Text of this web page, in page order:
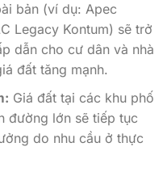
bản (ví dụ: Apec
Legacy Kontum) sẽ trở
dẫn cho cư dân và nhà
đất tăng mạnh.
Giá đất tại các khu phố
đường lớn sẽ tiếp tục
do nhu cầu ở thực